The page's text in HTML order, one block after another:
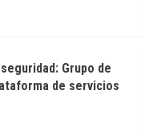
Grupo de
de servicios